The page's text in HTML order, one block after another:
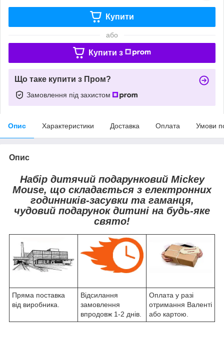
Купити
або
Купити з
Що таке купити з Пром?
Замовлення під захистом
Опис Характеристики Доставка Оплата Умови
Опис
Набір дитячий подарунковий Mickey
Mouse, що складається з електронних
годинників-засувки та гаманця,
чудовий подарунок дитині на будь-яке
свято!
Пряма поставка
від виробника.
Відсилання
замовлення
впродовж 1-2 днів.
Оплата у разі
отримання Валенті
або картою.